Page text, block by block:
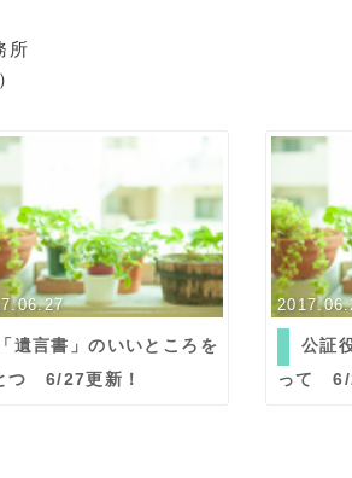
所
「遺言書」のいいところを
つ 6/27更新！
公証
って 6/